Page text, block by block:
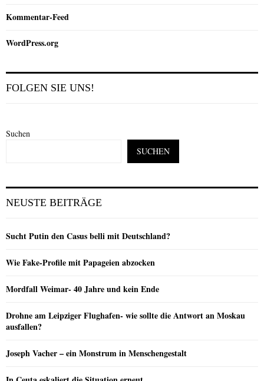
Kommentar-Feed
WordPress.org
FOLGEN SIE UNS!
Suchen
SUCHEN
NEUSTE BEITRÄGE
Sucht Putin den Casus belli mit Deutschland?
Wie Fake-Profile mit Papageien abzocken
Mordfall Weimar- 40 Jahre und kein Ende
Drohne am Leipziger Flughafen- wie sollte die Antwort an Moskau
ausfallen?
Joseph Vacher – ein Monstrum in Menschengestalt